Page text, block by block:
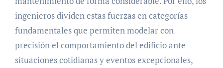
ingenieros dividen estas fuerzas en categorías
fundamentales que permiten modelar con
precisión el comportamiento del edificio ante
situaciones cotidianas y eventos excepcionales,